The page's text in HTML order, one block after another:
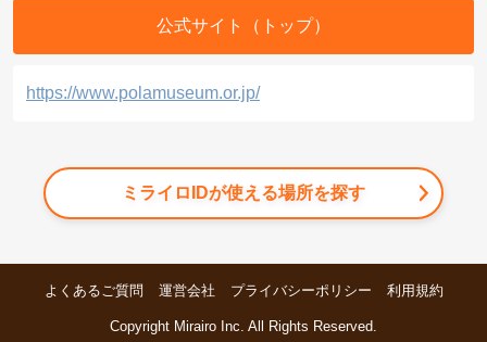
公式サイト（トップ）
https://www.polamuseum.or.jp/
ミライロIDが使える場所を探す
よくあるご質問 運営会社 プライバシーポリシー 利用規約
Copyright Mirairo Inc. All Rights Reserved.